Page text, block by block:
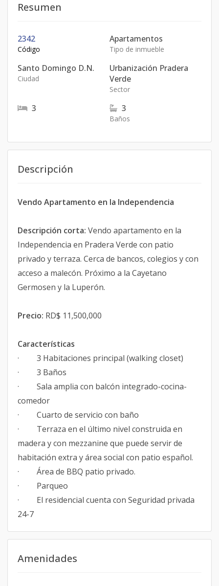
Resumen
2342
Código
Apartamentos
Tipo de inmueble
Santo Domingo D.N.
Ciudad
Urbanización Pradera
Verde
Sector
3 3
Baños
Descripción
Vendo Apartamento en la Independencia
Descripción corta: Vendo apartamento en la
Independencia en Pradera Verde con patio
privado y terraza. Cerca de bancos, colegios y con
acceso a malecón. Próximo a la Cayetano
Germosen y la Luperón.
Precio: RD$ 11,500,000
Características
· 3 Habitaciones principal (walking closet)
· 3 Baños
· Sala amplia con balcón integrado-cocina-
comedor
· Cuarto de servicio con baño
· Terraza en el último nivel construida en
madera y con mezzanine que puede servir de
habitación extra y área social con patio español.
· Área de BBQ patio privado.
· Parqueo
· El residencial cuenta con Seguridad privada
24-7
Amenidades